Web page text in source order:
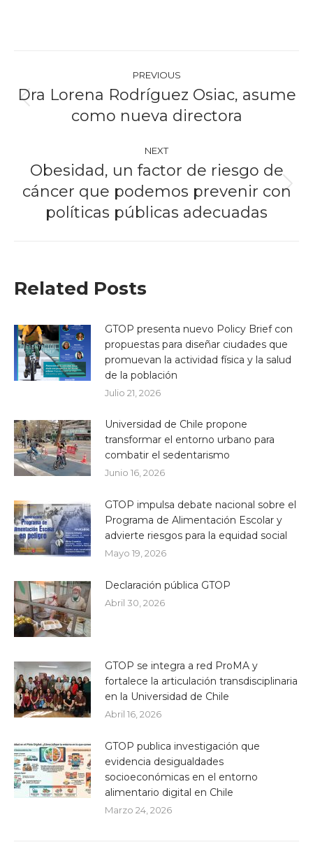
navigation
PREVIOUS
Previous
post:
Dra Lorena Rodríguez Osiac, asume
como nueva directora
NEXT
Next
post:
Obesidad, un factor de riesgo de
cáncer que podemos prevenir con
políticas públicas adecuadas
Related Posts
GTOP presenta nuevo Policy Brief con
propuestas para diseñar ciudades que
promuevan la actividad física y la salud
de la población
Julio 21, 2026
Universidad de Chile propone
transformar el entorno urbano para
combatir el sedentarismo
Junio 16, 2026
GTOP impulsa debate nacional sobre el
Programa de Alimentación Escolar y
advierte riesgos para la equidad social
Mayo 19, 2026
Declaración pública GTOP
Abril 30, 2026
GTOP se integra a red ProMA y
fortalece la articulación transdisciplinaria
en la Universidad de Chile
Abril 16, 2026
GTOP publica investigación que
evidencia desigualdades
socioeconómicas en el entorno
alimentario digital en Chile
Marzo 24, 2026